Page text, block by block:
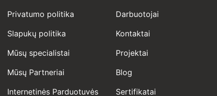
Privatumo politika
Slapukų politika
Mūsų specialistai
Mūsų Partneriai
Internetinės Parduotuvės
Darbuotojai
Kontaktai
Projektai
Blog
Sertifikatai